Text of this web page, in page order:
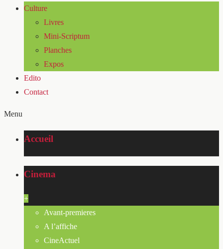
Culture
Livres
Mini-Scriptum
Planches
Expos
Edito
Contact
Menu
Accueil
Cinema
+
Avant-premieres
A l’affiche
CineActuel